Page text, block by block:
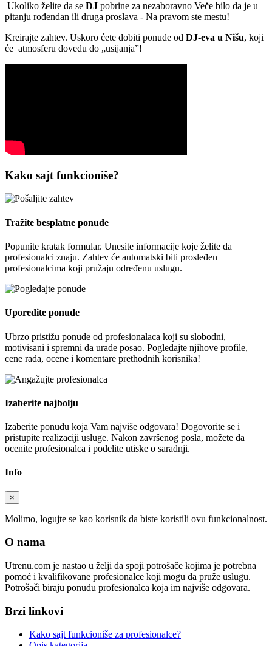
Ukoliko želite da se DJ pobrine za nezaboravno Veče bilo da je u
pitanju rođendan ili druga proslava - Na pravom ste mestu!
Kreirajte zahtev. Uskoro ćete dobiti ponude od DJ-eva u Nišu, koji
će atmosferu dovedu do „usijanja”!
Kako sajt funkcioniše?
Tražite besplatne ponude
Popunite kratak formular. Unesite informacije koje želite da
profesionalci znaju. Zahtev će automatski biti prosleđen
profesionalcima koji pružaju određenu uslugu.
Uporedite ponude
Ubrzo pristižu ponude od profesionalaca koji su slobodni,
motivisani i spremni da urade posao. Pogledajte njihove profile,
cene rada, ocene i komentare prethodnih korisnika!
Izaberite najbolju
Izaberite ponudu koja Vam najviše odgovara! Dogovorite se i
pristupite realizaciji usluge. Nakon završenog posla, možete da
ocenite profesionalca i podelite utiske o saradnji.
Info
×
Molimo, logujte se kao korisnik da biste koristili ovu funkcionalnost.
O nama
Utrenu.com je nastao u želji da spoji potrošače kojima je potrebna
pomoć i kvalifikovane profesionalce koji mogu da pruže uslugu.
Potrošači biraju ponudu profesionalca koja im najviše odgovara.
Brzi linkovi
Kako sajt funkcioniše za profesionalce?